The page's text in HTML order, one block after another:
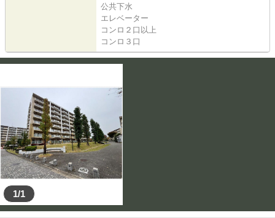
公共下水
エレベーター
コンロ２口以上
コンロ３口
1/1